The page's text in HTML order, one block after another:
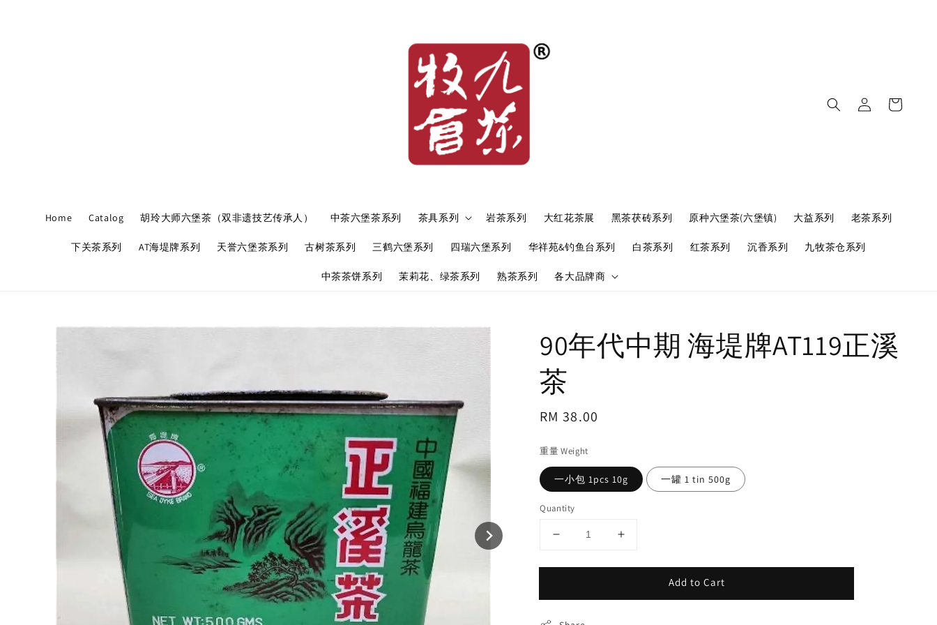
Home Catalog 胡玲大师六堡茶（双非遗技艺传承人） 中茶六堡茶系列 茶具系列 岩茶系列 大红花茶展 黑茶茯砖系列 原种六堡茶(六堡镇) 大益系列 老茶系列
下关茶系列 AT海堤牌系列 天誉六堡茶系列 古树茶系列 三鹤六堡系列 四瑞六堡系列 华祥苑&钓鱼台系列 白茶系列 红茶系列 沉香系列 九牧茶仓系列
中茶茶饼系列 茉莉花、绿茶系列 熟茶系列 各大品牌商
90年代中期 海堤牌AT119正溪
茶
Regular
RM 38.00
重量 Weight
一小包 1pcs 10g 一罐 1 tin 500g
Quantity
Add to Cart